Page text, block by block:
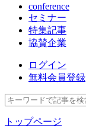
conference
セミナー
特集記事
協賛企業
ログイン
無料会員登録
トップページ